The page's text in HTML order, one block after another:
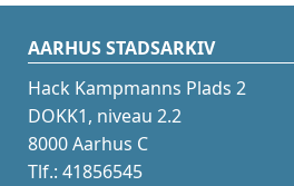
AARHUS STADSARKIV
Hack Kampmanns Plads 2
DOKK1, niveau 2.2
8000 Aarhus C
Tlf.: 41856545